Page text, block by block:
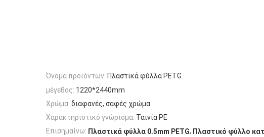
Όνομα προϊόντων: Πλαστικά φύλλα PETG
μέγεθος: 1220*2440mm
Χρώμα: διαφανές, σαφές χρώμα
Χαρακτηριστικό γνώρισμα: Ταινία PE
Επισημαίνω: Πλαστικά φύλλα 0.5mm PETG, Πλαστικό φύλλο